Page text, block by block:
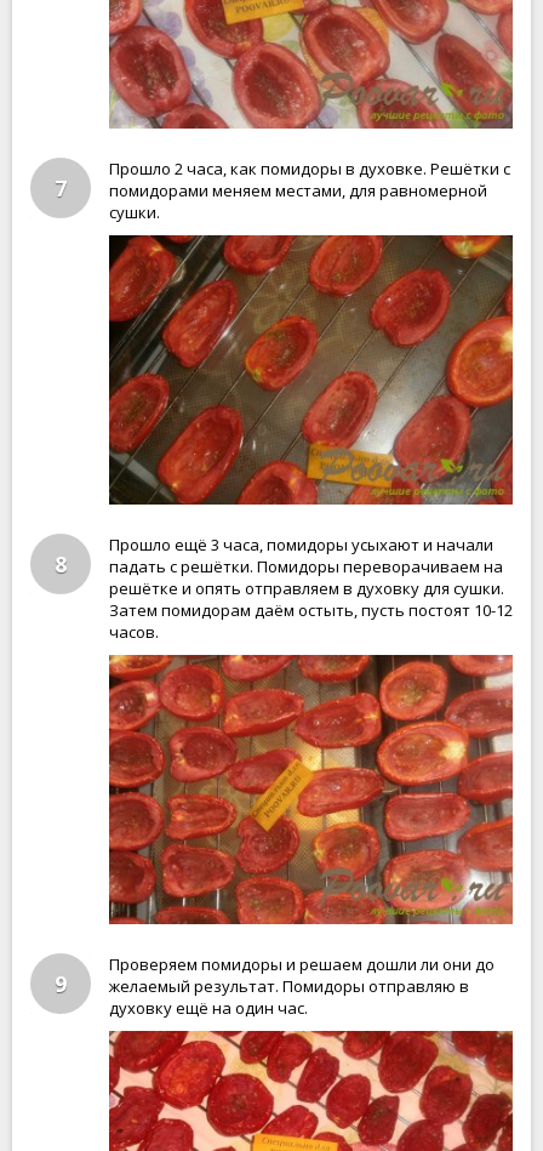
7
Прошло 2 часа, как помидоры в духовке. Решётки с
помидорами меняем местами, для равномерной
сушки.
8
Прошло ещё 3 часа, помидоры усыхают и начали
падать с решётки. Помидоры переворачиваем на
решётке и опять отправляем в духовку для сушки.
Затем помидорам даём остыть, пусть постоят 10-12
часов.
9
Проверяем помидоры и решаем дошли ли они до
желаемый результат. Помидоры отправляю в
духовку ещё на один час.